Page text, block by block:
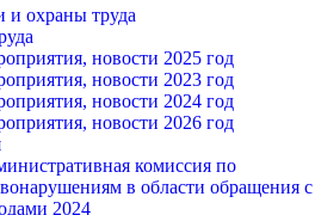
и охраны труда
новости 2025 год
новости 2023 год
новости 2024 год
новости 2026 год
комиссия по
в области обращения с
2024